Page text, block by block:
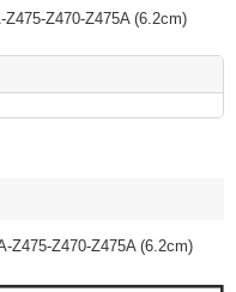
Z475-Z470-Z475A (6.2cm)
Z475-Z470-Z475A (6.2cm)